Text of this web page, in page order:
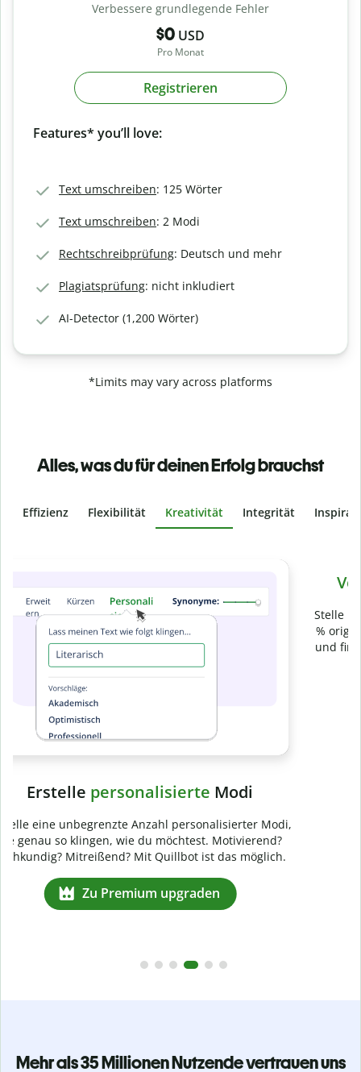
Verbessere grundlegende Fehler
$0 USD
Pro Monat
Registrieren
Features* you’ll love:
Text umschreiben: 125 Wörter
Text umschreiben: 2 Modi
Rechtschreibprüfung: Deutsch und mehr
Plagiatsprüfung: nicht inkludiert
AI-Detector (1,200 Wörter)
*Limits may vary across platforms
Alles, was du für deinen Erfolg brauchst
Effizienz Flexibilität Kreativität Integrität
Stelle mit der Plagiatsprüfung sicher, dass dein Text zu 100
% original ist. Analysiere deine Arbeit in Sekundenschnelle
und finde fehlende Quellenangaben in über 100 Sprachen.
Mehr als 35 Millionen Nutzende vertrauen uns